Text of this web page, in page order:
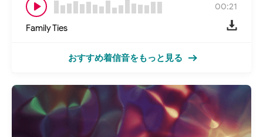
00:21
Family Ties
おすすめ着信音をもっと見る